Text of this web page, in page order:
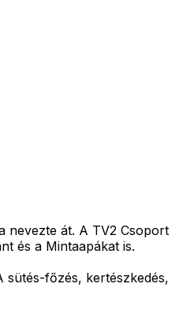
nevezte át. A TV2 Csoport
és a Mintaapákat is.
sütés-főzés, kertészkedés,